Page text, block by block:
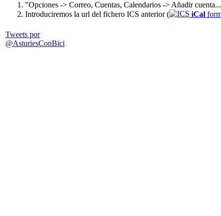
"Opciones -> Correo, Cuentas, Calendarios -> Añadir
Introduciremos la url del fichero ICS anterior (
iCal
Tweets por
@AsturiesConBici